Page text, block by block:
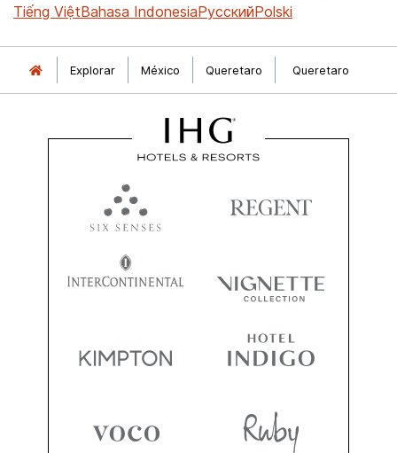
Tiếng ViệtBahasa IndonesiaРусскийPolski
Explorar México Queretaro Queretaro